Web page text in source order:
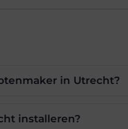
in Utrecht?
installeren?